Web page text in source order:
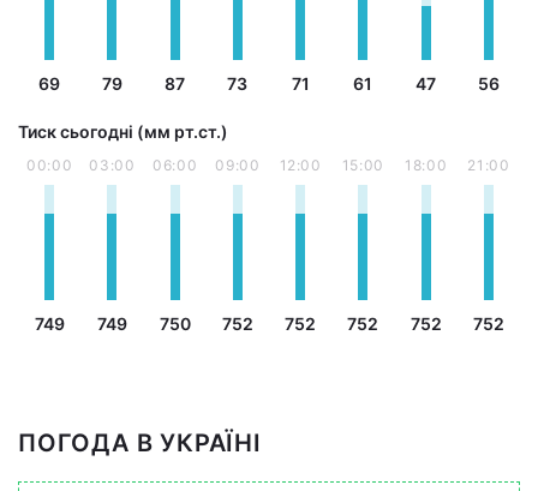
69 79 87 73 71 61 47 56
Тиск сьогодні (мм рт.ст.)
00:00
749
03:00
749
06:00
750
09:00
752
12:00
752
15:00
752
18:00
752
21:00
752
ПОГОДА В УКРАЇНІ